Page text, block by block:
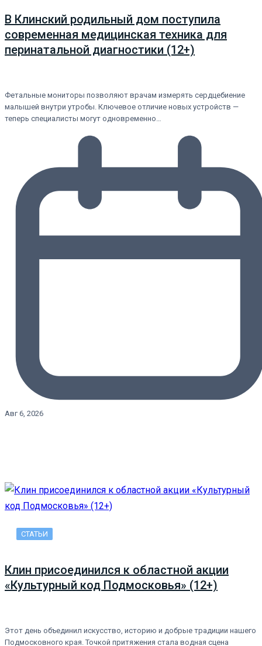
В Клинский родильный дом поступила
современная медицинская техника для
перинатальной диагностики (12+)
Фетальные мониторы позволяют врачам измерять сердцебиение
малышей внутри утробы. Ключевое отличие новых устройств —
теперь специалисты могут одновременно…
Авг 6, 2026
СТАТЬИ
Клин присоединился к областной акции
«Культурный код Подмосковья» (12+)
Этот день объединил искусство, историю и добрые традиции нашего
Подмосковного края. Точкой притяжения стала водная сцена